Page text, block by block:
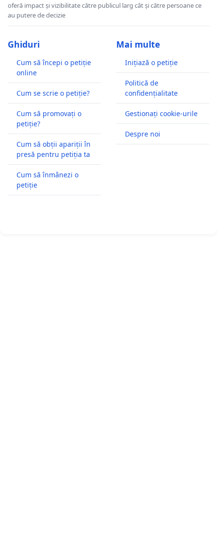
oferă impact și vizibilitate către publicul larg cât și către persoane ce
au putere de decizie
Ghiduri
Cum să începi o petiție
online
Cum se scrie o petiție?
Cum să promovați o
petiție?
Cum să obții apariții în
presă pentru petiția ta
Cum să înmânezi o
petiție
Mai multe
Inițiază o petiție
Politică de
confidențialitate
Gestionați cookie-urile
Despre noi